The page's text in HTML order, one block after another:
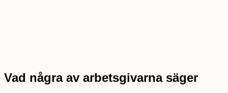
Vad några av arbetsgivarna säger